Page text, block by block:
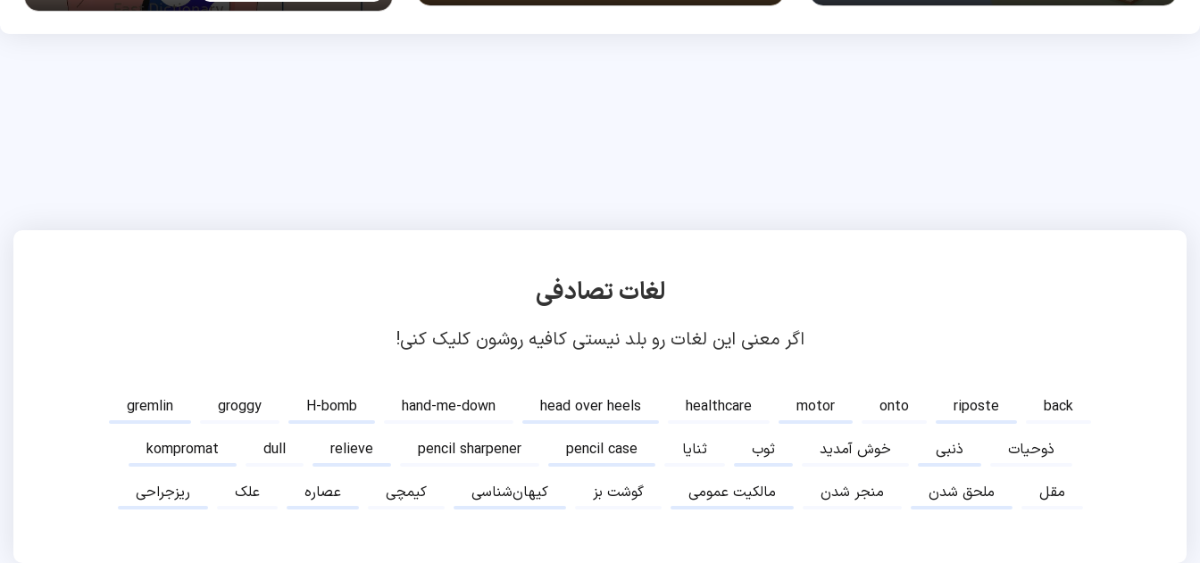
لغات تصادفی
اگر معنی این لغات رو بلد نیستی کافیه روشون کلیک کنی!
gremlin groggy H-bomb hand-me-down head over heels healthcare motor onto riposte
back
kompromat
dull relieve pencil sharpener pencil case ثنایا ثوب خوش آمدید ذنبی
ذوحیات
ریزجراحی
علک عصاره کیمچی کیهان‌شناسی گوشت بز مالکیت عمومی منجر شدن ملحق شدن مقل